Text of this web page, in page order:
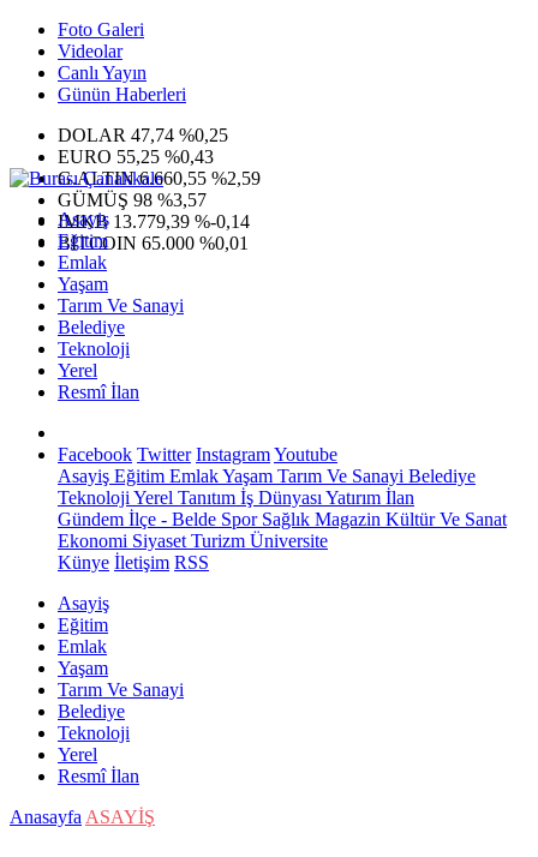
Foto Galeri
Videolar
Canlı Yayın
Günün Haberleri
DOLAR 47,74 %0,25
EURO 55,25 %0,43
G.ALTIN6.660,55 %2,59
GÜMÜŞ 98 %3,57
IMKB 13.779,39 %-0,14
BITCOIN 65.000 %0,01
Asayiş
Eğitim
Emlak
Yaşam
Tarım Ve Sanayi
Belediye
Teknoloji
Yerel
Resmî İlan
Facebook Twitter InstagramYoutube
Asayiş Eğitim EmlakYaşam Tarım Ve Sanayi Belediye
Teknoloji Yerel Tanıtım İş Dünyası Yatırım İlan
Gündem İlçe - Belde SporSağlık Magazin Kültür Ve Sanat
Ekonomi Siyaset Turizm Üniversite
Künye İletişim RSS
Asayiş
Eğitim
Emlak
Yaşam
Tarım Ve Sanayi
Belediye
Teknoloji
Yerel
Resmî İlan
Anasayfa ASAYİŞ